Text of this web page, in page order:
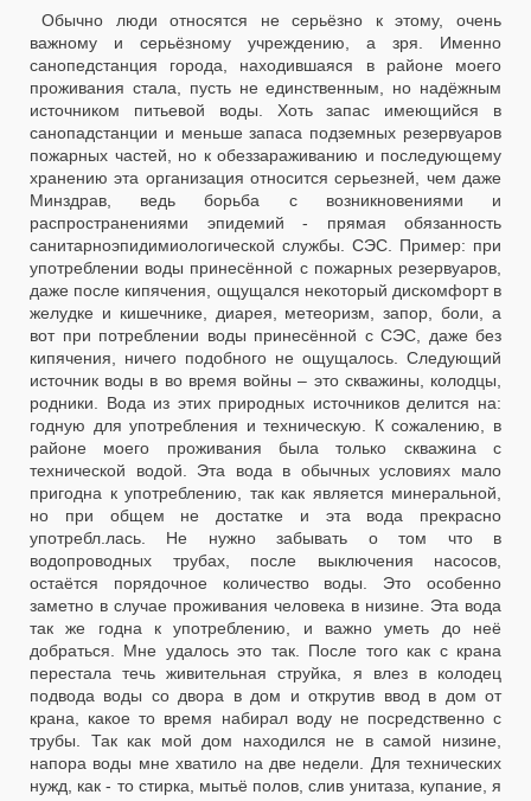
Обычно люди относятся не серьёзно к этому, очень
важному и серьёзному учреждению, а зря. Именно
санопедстанция города, находившаяся в районе моего
проживания стала, пусть не единственным, но надёжным
источником питьевой воды. Хоть запас имеющийся в
санопадстанции и меньше запаса подземных резервуаров
пожарных частей, но к обеззараживанию и последующему
хранению эта организация относится серьезней, чем даже
Минздрав, ведь борьба с возникновениями и
распространениями эпидемий - прямая обязанность
санитарноэпидимиологической службы. СЭС. Пример: при
употреблении воды принесённой с пожарных резервуаров,
даже после кипячения, ощущался некоторый дискомфорт в
желудке и кишечнике, диарея, метеоризм, запор, боли, а
вот при потреблении воды принесённой с СЭС, даже без
кипячения, ничего подобного не ощущалось. Следующий
источник воды в во время войны – это скважины, колодцы,
родники. Вода из этих природных источников делится на:
годную для употребления и техническую. К сожалению, в
районе моего проживания была только скважина с
технической водой. Эта вода в обычных условиях мало
пригодна к употреблению, так как является минеральной,
но при общем не достатке и эта вода прекрасно
употребл.лась. Не нужно забывать о том что в
водопроводных трубах, после выключения насосов,
остаётся порядочное количество воды. Это особенно
заметно в случае проживания человека в низине. Эта вода
так же годна к употреблению, и важно уметь до неё
добраться. Мне удалось это так. После того как с крана
перестала течь живительная струйка, я влез в колодец
подвода воды со двора в дом и открутив ввод в дом от
крана, какое то время набирал воду не посредственно с
трубы. Так как мой дом находился не в самой низине,
напора воды мне хватило на две недели. Для технических
нужд, как - то стирка, мытьё полов, слив унитаза, купание, я